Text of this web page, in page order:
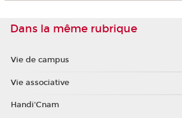
Dans la même rubrique
Vie de campus
Vie associative
Handi'Cnam